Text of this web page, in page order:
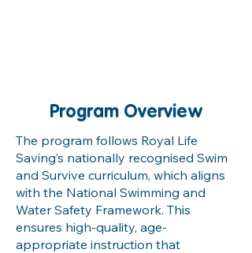
Program Overview
The program follows Royal Life
Saving’s nationally recognised Swim
and Survive curriculum, which aligns
with the National Swimming and
Water Safety Framework. This
ensures high-quality, age-
appropriate instruction that